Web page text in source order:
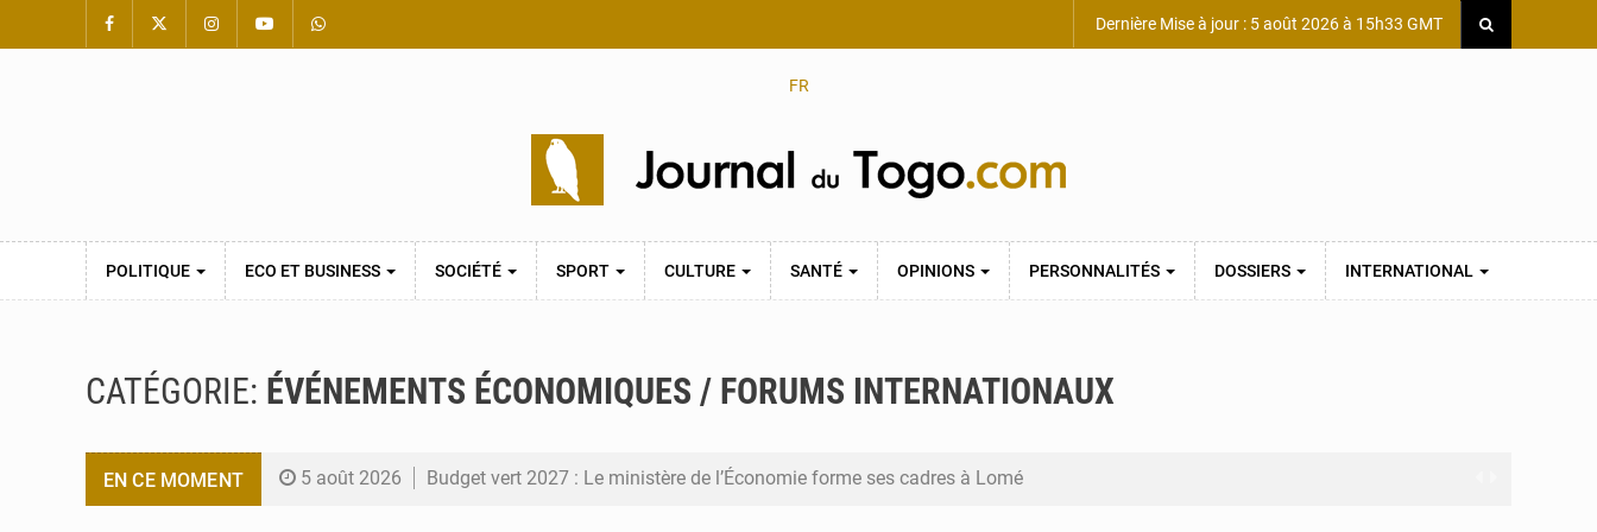
Dernière Mise à jour : 5 août 2026 à 15h33 GMT
FR
POLITIQUE ECO ET BUSINESS SOCIÉTÉ SPORT CULTURE SANTÉ OPINIONS PERSONNALITÉS DOSSIERS INTERNATIONAL
CATÉGORIE: ÉVÉNEMENTS ÉCONOMIQUES / FORUMS INTERNATIONAUX
EN CE MOMENT 5 août 2026 Budget vert 2027 : Le ministère de l’Économie forme ses cadres à Lomé